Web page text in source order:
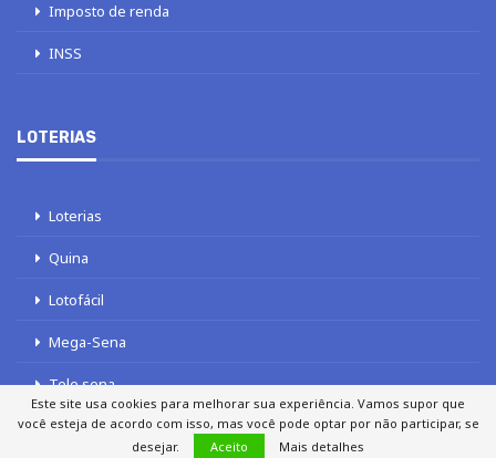
Imposto de renda
INSS
LOTERIAS
Loterias
Quina
Lotofácil
Mega-Sena
Tele sena
Este site usa cookies para melhorar sua experiência. Vamos supor que
você esteja de acordo com isso, mas você pode optar por não participar, se
desejar.
Aceito Mais detalhes